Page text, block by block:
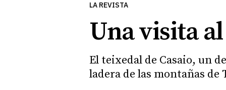
LA REVISTA
Una visita
El teixedal de Casaio, un
ladera de las montañas de